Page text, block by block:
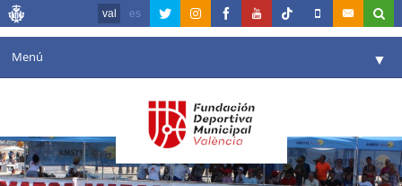
val es
Menú ▼
Agenda
Instal·lacions ▼